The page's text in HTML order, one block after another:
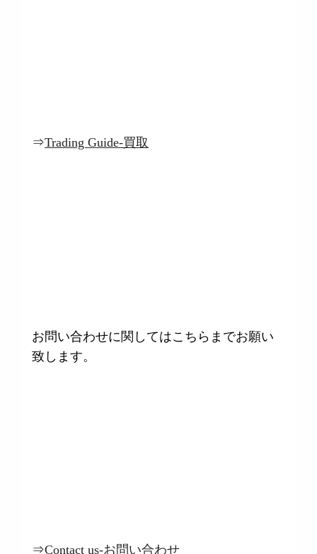
⇒Trading Guide-買取
お問い合わせに関してはこちらまでお願い
致します。
⇒Contact us-お問い合わせ